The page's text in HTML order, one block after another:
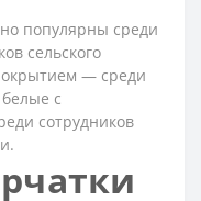
популярны среди
сельского
— среди
с
сотрудников